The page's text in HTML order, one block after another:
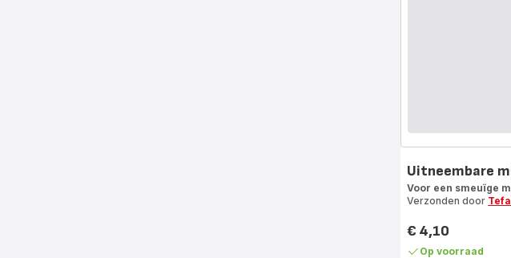
Uitneembare
Voor een smeuïge
Verzonden door
Prijs
€ 4,10
Op voorraad